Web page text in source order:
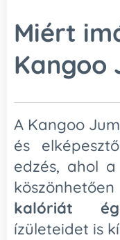
Miért
Kangoo
A Kangoo
és
edzés, ahol
kalóriát
ízületeidet is